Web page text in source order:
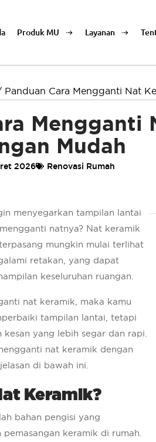
Produk MU Layanan
Panduan Cara Mengganti Nat
Mengganti
Mudah
2026 Renovasi Rumah
menyegarkan tampilan lantai
natnya? Nat keramik
mungkin mulai terlihat
retakan, yang dapat
keseluruhan ruangan.
nat keramik, maka kamu
tampilan lantai, tetapi
kesan yang lebih segar dan rapi.
nat keramik dengan
di bawah ini.
Keramik?
bahan pengisi yang
pemasangan keramik di rumah.